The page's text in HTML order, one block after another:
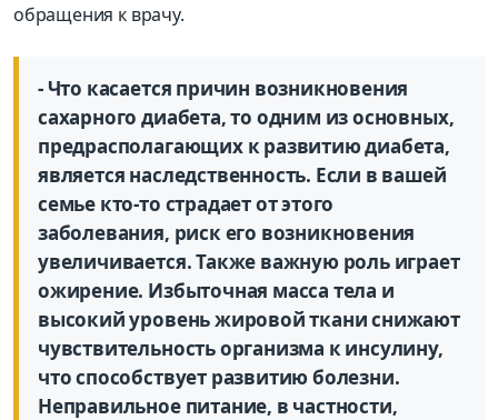
обращения к врачу.
- Что касается причин возникновения
сахарного диабета, то одним из основных,
предрасполагающих к развитию диабета,
является наследственность. Если в вашей
семье кто-то страдает от этого
заболевания, риск его возникновения
увеличивается. Также важную роль играет
ожирение. Избыточная масса тела и
высокий уровень жировой ткани снижают
чувствительность организма к инсулину,
что способствует развитию болезни.
Неправильное питание, в частности,